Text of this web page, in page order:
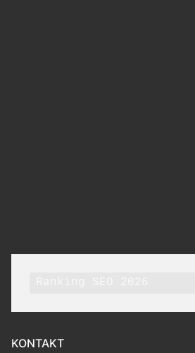
KONTAKT